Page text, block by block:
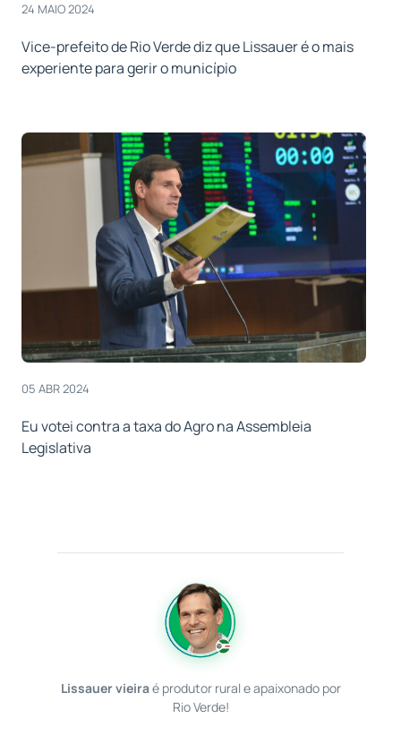
24 MAIO 2024
Vice-prefeito de Rio Verde diz que Lissauer é o mais
experiente para gerir o município
05 ABR 2024
Eu votei contra a taxa do Agro na Assembleia
Legislativa
Lissauer vieiraé produtor rural e apaixonado por
Rio Verde!